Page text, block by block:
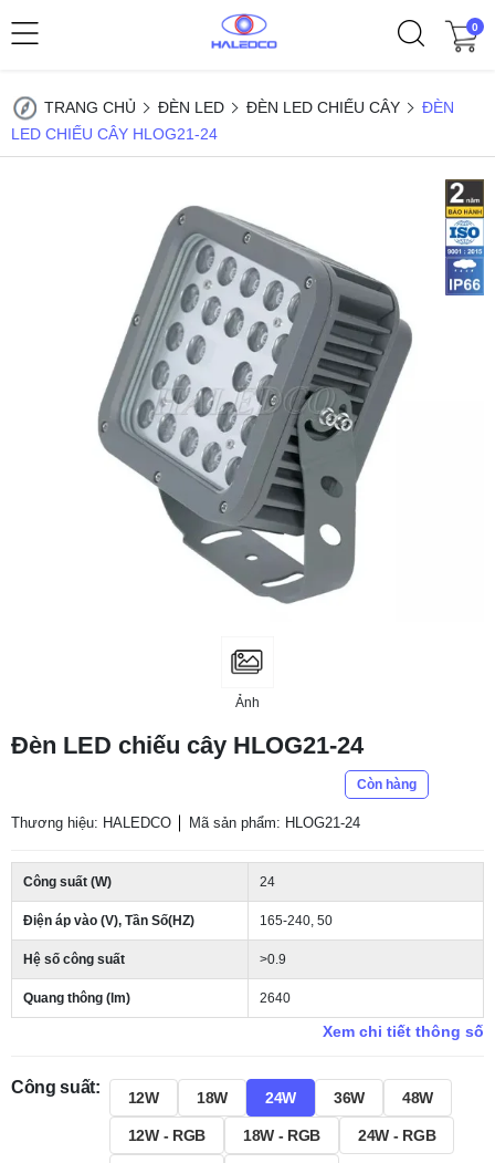
0
TRANG CHỦ ĐÈN LED ĐÈN LED CHIẾU CÂY
ĐÈN
LED CHIẾU CÂY HLOG21-24
Ảnh
Đèn LED chiếu cây HLOG21-24
Còn hàng
Thương hiệu: HALEDCO Mã sản phẩm: HLOG21-24
Công suất (W) 24
Điện áp vào (V), Tần Số(HZ) 165-240, 50
Hệ số công suất >0.9
Quang thông (lm) 2640
Xem chi tiết thông số
Công suất:
12W 18W 24W 36W 48W
12W - RGB 18W - RGB 24W - RGB